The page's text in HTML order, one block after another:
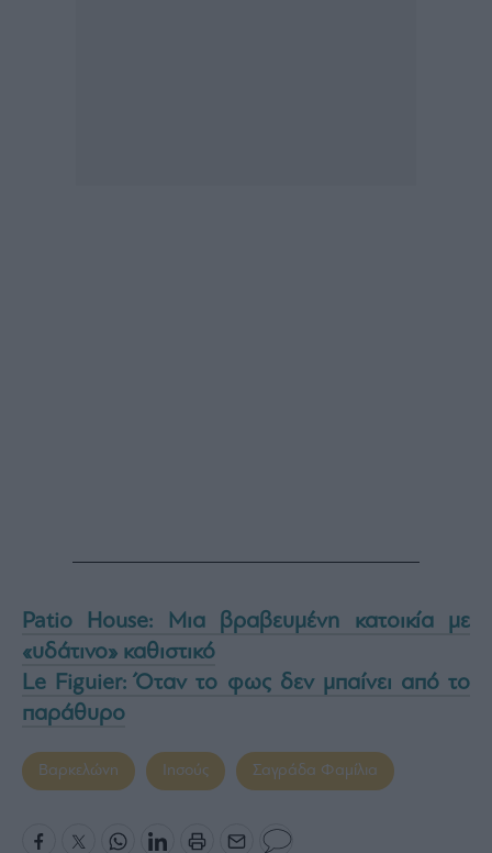
Patio House: Μια βραβευμένη κατοικία με
«υδάτινο» καθιστικό
Le Figuier: Όταν το φως δεν μπαίνει από το
παράθυρο
Βαρκελώνη Ιησούς Σαγράδα Φαμίλια